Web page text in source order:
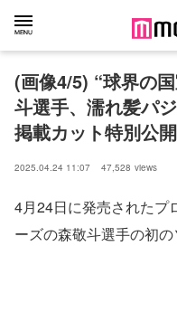
(画像4/5) “球界の
斗選手、濡れ髪パ
掲載カット特別公開
2025.04.24 11:07 47,528 views
4月24日に発売されたプ
ーズの森敬斗選手の初